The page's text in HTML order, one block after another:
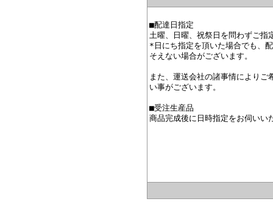
■配達日指定
土曜、日曜、祝祭日を問わずご指
*日にち指定を頂いた場合でも、
そえない場合がございます。
また、運送会社の諸事情によりご
い事がございます。
■受注生産品
商品完成後に日時指定をお伺いい